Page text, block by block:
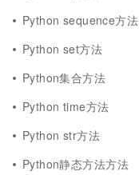
Python sequence方法
Python set方法
Python集合方法
Python time方法
Python str方法
Python静态方法方法